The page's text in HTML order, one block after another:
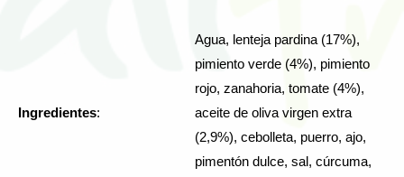
Ingredientes:
Agua, lenteja pardina (17%),
pimiento verde (4%), pimiento
rojo, zanahoria, tomate (4%),
aceite de oliva virgen extra
(2,9%), cebolleta, puerro, ajo,
pimentón dulce, sal, cúrcuma,